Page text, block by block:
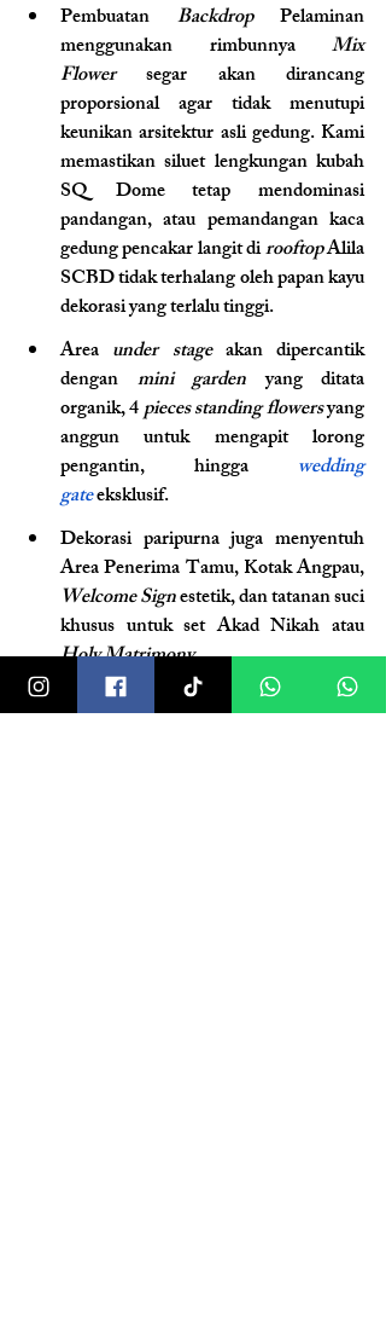
Pembuatan Backdrop Pelaminan
menggunakan rimbunnya Mix
Flower segar akan dirancang
proporsional agar tidak menutupi
keunikan arsitektur asli gedung. Kami
memastikan siluet lengkungan kubah
SQ Dome tetap mendominasi
pandangan, atau pemandangan kaca
gedung pencakar langit di rooftop Alila
SCBD tidak terhalang oleh papan kayu
dekorasi yang terlalu tinggi.
Area under stage akan dipercantik
dengan mini garden yang ditata
organik, 4 pieces standing flowers yang
anggun untuk mengapit lorong
pengantin, hingga wedding
gateeksklusif.
Dekorasi paripurna juga menyentuh
Welcome Sign estetik, dan tatanan suci
khusus untuk set Akad Nikah atau
Holy Matrimony.
2. Layanan Tanpa Celah